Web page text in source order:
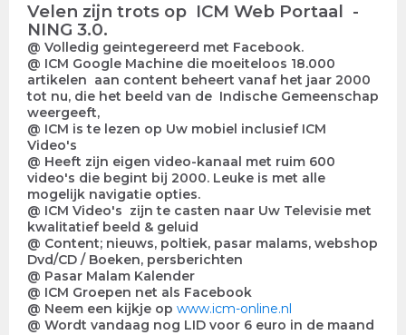
Velen zijn trots op ICM Web Portaal -
NING 3.0.
@ Volledig geintegereerd met Facebook.
@ ICM Google Machine die moeiteloos 18.000
artikelen aan content beheert vanaf het jaar 2000
tot nu, die het beeld van de Indische Gemeenschap
weergeeft,
@ ICM is te lezen op Uw mobiel inclusief ICM
Video's
@ Heeft zijn eigen video-kanaal met ruim 600
video's die begint bij 2000. Leuke is met alle
mogelijk navigatie opties.
@ ICM Video's zijn te casten naar Uw Televisie met
kwalitatief beeld & geluid
@ Content; nieuws, poltiek, pasar malams, webshop
Dvd/CD / Boeken, persberichten
@ Pasar Malam Kalender
@ ICM Groepen net als Facebook
@ Neem een kijkje op www.icm-online.nl
@ Wordt vandaag nog LID voor 6 euro in de maand